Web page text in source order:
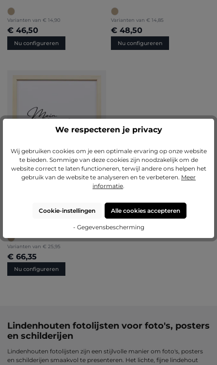
Varianten van € 14,90
€ 46,50
Nu configureren
Varianten van € 14,85
€ 48,50
Nu configureren
Varianten van € 25,95
€ 66,35
Nu configureren
Lindenhouten fotolijsten voor foto's, posters
en schilderijen
Lindenhouten fotolijsten zijn een stijlvolle manier om foto's, posters
en schilderijen smaakvol te presenteren. Het lichte, fijne lindehout
We respecteren je privacy
Wij gebruiken cookies om je een optimale ervaring op onze website
te bieden. Sommige van deze cookies zijn noodzakelijk om de
website correct te laten functioneren, terwijl andere ons helpen het
gebruik van de website te analyseren en te verbeteren. Meer
informatie.
Cookie-instellingen Alle cookies accepteren
- Gegevensbescherming